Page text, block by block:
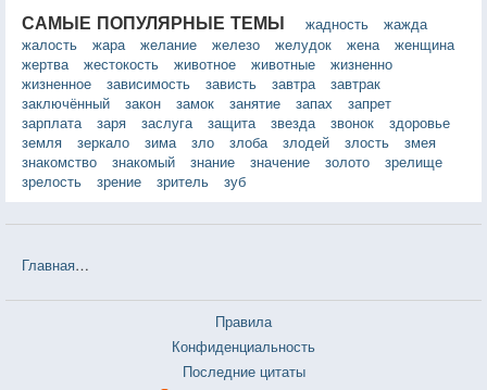
САМЫЕ ПОПУЛЯРНЫЕ ТЕМЫ жадность
жажда
жалость
жара желание железо желудок жена
женщина
жертва
жестокость животное животные
жизненно
жизненное
зависимость зависть завтра
завтрак
заключённый
закон замок занятие запах
запрет
зарплата
заря заслуга защита звезда звонок
здоровье
земля
зеркало зима зло злоба злодей злость
змея
знакомство
знакомый знание значение золото
зрелище
зрелость
зрение зритель зуб
Главная
Правила
Конфиденциальность
Последние цитаты